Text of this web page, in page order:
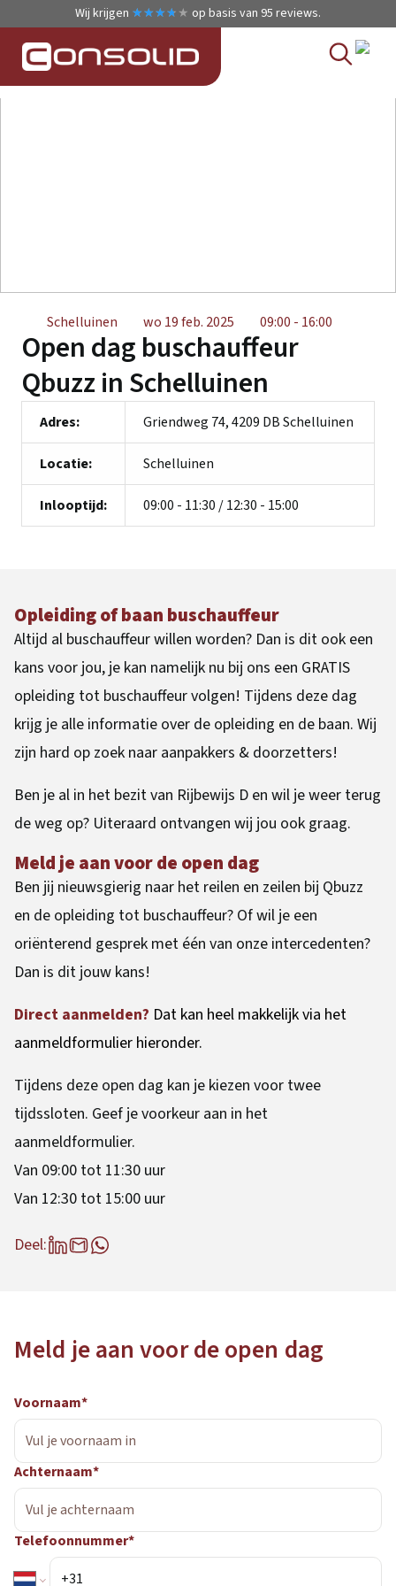
Wij krijgen ★
★★
★★
★★
★ ★
★ op basis van 95 reviews.
Schelluinen wo 19 feb. 2025 09:00 - 16:00
Open dag buschauffeur
Qbuzz in Schelluinen
Adres: Griendweg 74, 4209 DB Schelluinen
Locatie: Schelluinen
Inlooptijd: 09:00 - 11:30 / 12:30 - 15:00
Opleiding of baan buschauffeur
Altijd al buschauffeur willen worden? Dan is dit ook een
kans voor jou, je kan namelijk nu bij ons een GRATIS
opleiding tot buschauffeur volgen! Tijdens deze dag
krijg je alle informatie over de opleiding en de baan. Wij
zijn hard op zoek naar aanpakkers & doorzetters!
Ben je al in het bezit van Rijbewijs D en wil je weer terug
de weg op? Uiteraard ontvangen wij jou ook graag.
Meld je aan voor de open dag
Ben jij nieuwsgierig naar het reilen en zeilen bij Qbuzz
en de opleiding tot buschauffeur? Of wil je een
oriënterend gesprek met één van onze intercedenten?
Dan is dit jouw kans!
Direct aanmelden? Dat kan heel makkelijk via het
aanmeldformulier hieronder.
Tijdens deze open dag kan je kiezen voor twee
tijdssloten. Geef je voorkeur aan in het
aanmeldformulier.
Van 09:00 tot 11:30 uur
Van 12:30 tot 15:00 uur
Deel:
Meld je aan voor de open dag
Voornaam*
Achternaam*
Telefoonnummer*